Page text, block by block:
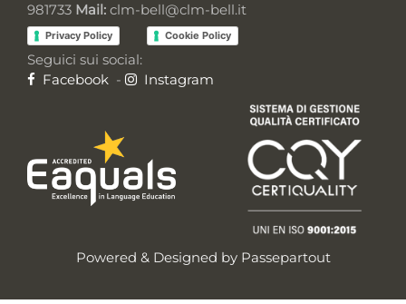
981733 Mail: clm-bell@clm-bell.it
Privacy Policy Cookie Policy
Seguici sui social:
Facebook - Instagram
Powered & Designed by Passepartout